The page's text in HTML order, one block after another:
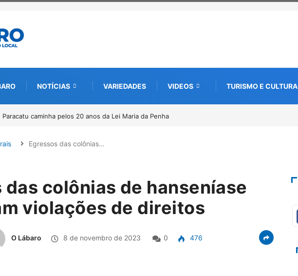
NOTÍCIAS VARIEDADES VIDEOS TURISMO E CULTURA
Lei Maria da PenhaProjeto CUTUCAR abre nova edição e semeia o futuro
Egressos das colônias…
das colônias de hanseníase
violações de direitos
O Lábaro 8 de novembro de 2023 0 476